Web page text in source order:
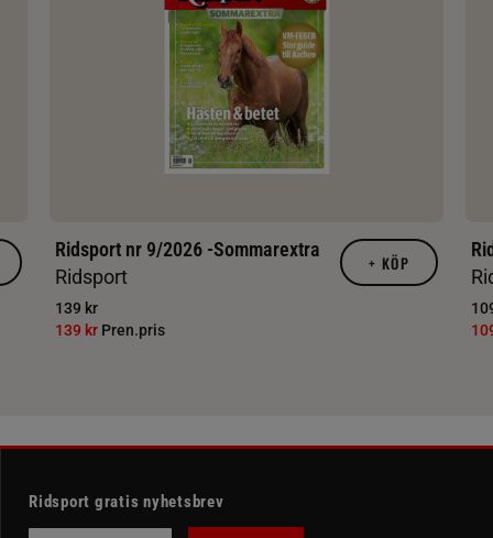
Ridsport nr 9/2026 -Sommarextra
Ridsport
139 kr
139 kr Pren.pris
+ KÖP
Ridsport gratis nyhetsbrev